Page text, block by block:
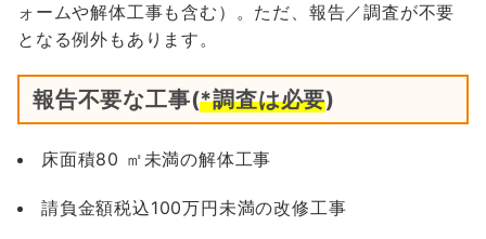
ォームや解体工事も含む）。ただ、報告／調査が不要
となる例外もあります。
報告不要な工事(*調査は必要)
床面積80 ㎡未満の解体工事
請負金額税込100万円未満の改修工事